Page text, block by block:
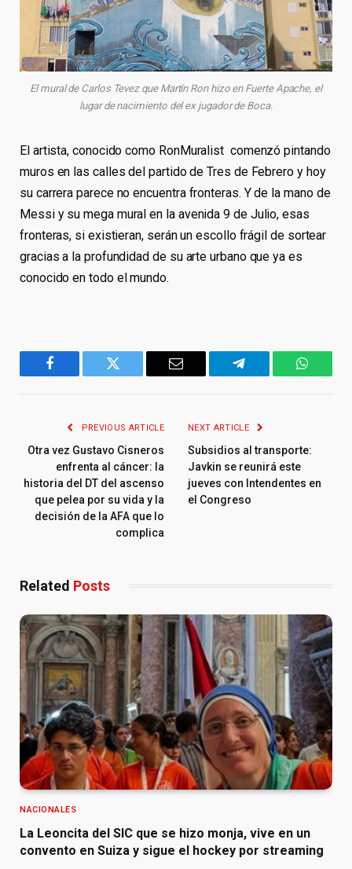
El mural de Carlos Tevez que Martín Ron hizo en Fuerte Apache, el
lugar de nacimiento del ex jugador de Boca.
El artista, conocido como RonMuralist comenzó pintando
muros en las calles del partido de Tres de Febrero y hoy
su carrera parece no encuentra fronteras. Y de la mano de
Messi y su mega mural en la avenida 9 de Julio, esas
fronteras, si existieran, serán un escollo frágil de sortear
gracias a la profundidad de su arte urbano que ya es
conocido en todo el mundo.
Facebook Twitter Email Telegram
PREVIOUS ARTICLE
Otra vez Gustavo Cisneros
enfrenta al cáncer: la
historia del DT del ascenso
que pelea por su vida y la
decisión de la AFA que lo
complica
NEXT ARTICLE
Subsidios al transporte:
Javkin se reunirá este
jueves con Intendentes en
el Congreso
Related Posts
NACIONALES
La Leoncita del SIC que se hizo monja, vive en un
convento en Suiza y sigue el hockey por streaming